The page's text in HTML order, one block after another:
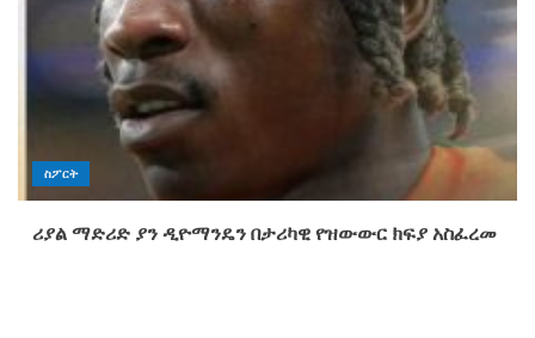
ስፖርት
ሪያል ማድሪድ ያን ዲዮማንዴን በታሪካዊ የዝውውር ክፍያ አስፈረመ